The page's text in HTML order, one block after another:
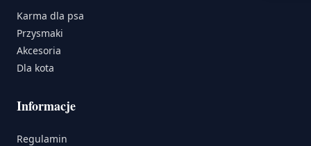
Karma dla psa
Przysmaki
Akcesoria
Dla kota
Informacje
Regulamin